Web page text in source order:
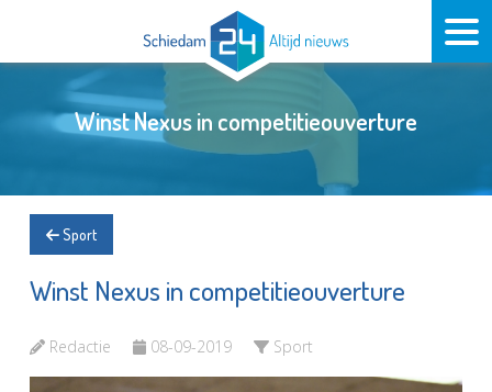
Winst Nexus in competitieouverture
Sport
Winst Nexus in competitieouverture
Redactie 08-09-2019 Sport